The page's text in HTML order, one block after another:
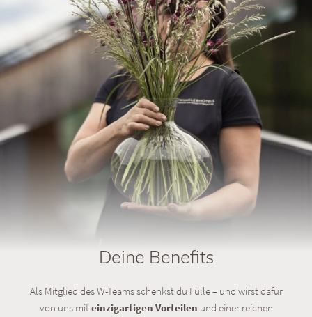
Deine Benefits
Als Mitglied des W-Teams schenkst du Fülle – und wirst dafür
von uns miteinzigartigen Vorteilen und einer reichen